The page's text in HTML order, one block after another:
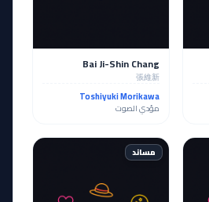
Bai Ji-Shin Chang
張維新
Toshiyuki Morikawa
مؤدي الصوت
مساند